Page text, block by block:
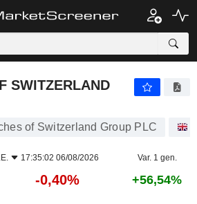
SWITZERLAND
of Switzerland Group PLC
17:35:02 06/08/2026 Var. 1 gen.
-0,40% +56,54%